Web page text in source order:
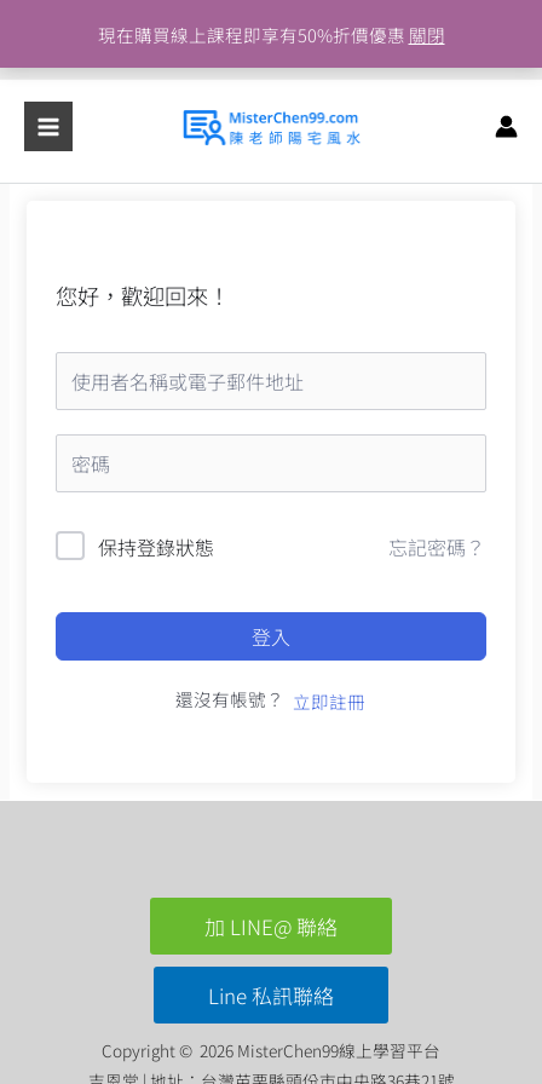
現在購買線上課程即享有50%折價優惠 關閉
主
容
您好，歡迎回來！
保持登錄狀態 忘記密碼？
登入
還沒有帳號？ 立即註冊
加 LINE@ 聯絡
Line 私訊聯絡
Copyright © 2026 MisterChen99線上學習平台